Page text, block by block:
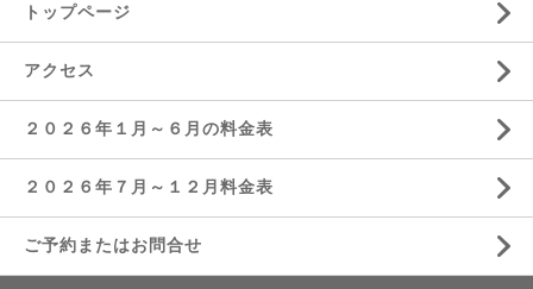
トップページ
アクセス
２０２６年１月～６月の料金表
２０２６年７月～１２月料金表
ご予約またはお問合せ